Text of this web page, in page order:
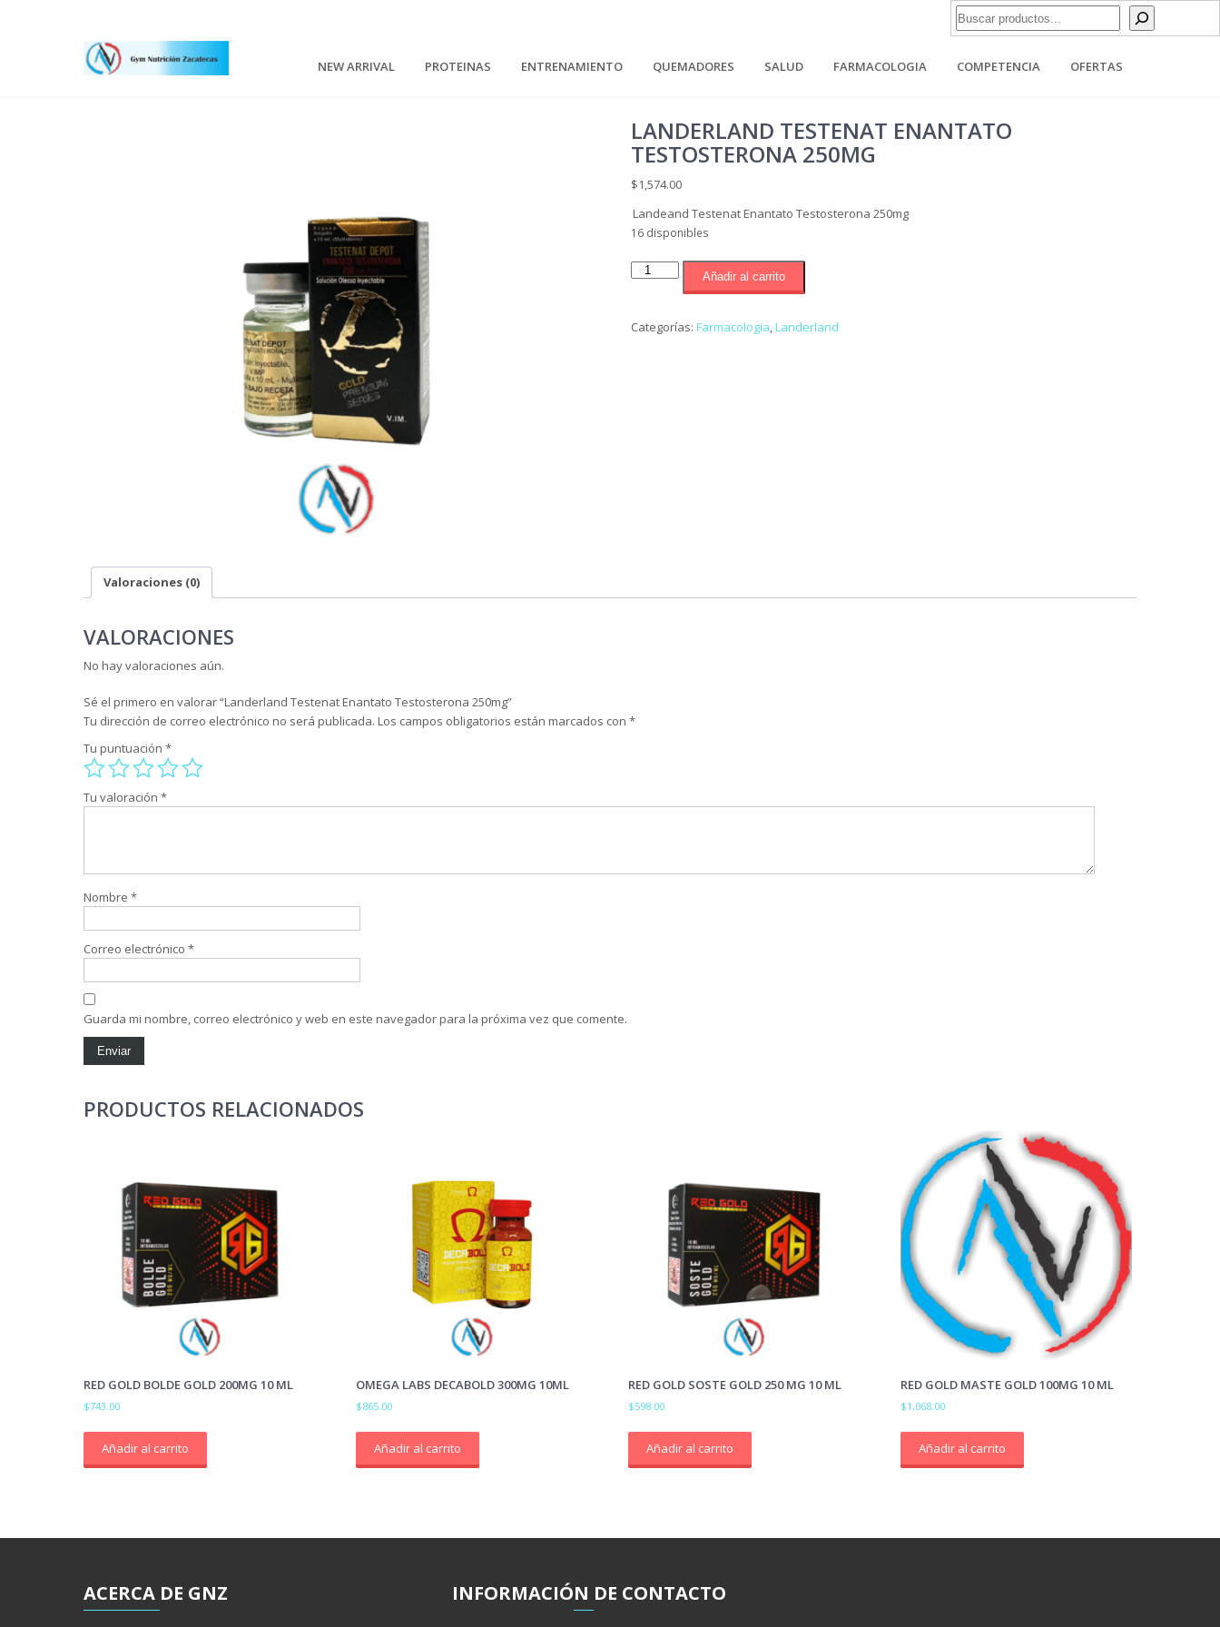
Buscar
NEW ARRIVAL PROTEINAS ENTRENAMIENTO QUEMADORES SALUD FARMACOLOGIA COMPETENCIA OFERTAS
LANDERLAND TESTENAT ENANTATO
TESTOSTERONA 250MG
$1,574.00
Landeand Testenat Enantato Testosterona 250mg
16 disponibles
Landerland
Testosterona
Añadir al carrito
Categorías:Farmacologia,Landerland
Valoraciones (0)
VALORACIONES
No hay valoraciones aún.
Sé el primero en valorar “Landerland Testenat Enantato Testosterona 250mg”
Tu dirección de correo electrónico no será publicada. Los campos obligatorios están marcados con *
Tu puntuación *
Tu valoración *
Nombre *
Correo electrónico *
Guarda mi nombre, correo electrónico y web en este navegador para la próxima vez que comente.
PRODUCTOS RELACIONADOS
RED GOLD BOLDE GOLD 200MG 10 ML
$743.00
Añadir al carrito
OMEGA LABS DECABOLD 300MG 10ML
$865.00
Añadir al carrito
RED GOLD SOSTE GOLD 250 MG 10 ML
$598.00
Añadir al carrito
RED GOLD MASTE GOLD 100MG 10 ML
$1,068.00
Añadir al carrito
ACERCA DE GNZ INFORMACIÓN DE CONTACTO